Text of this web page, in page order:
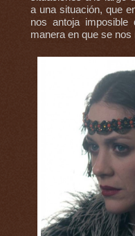
a una situación, que
nos antoja
manera en que se nos